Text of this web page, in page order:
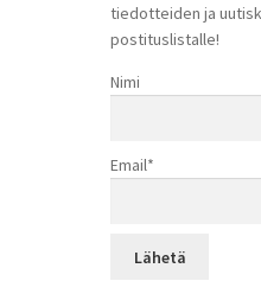
tiedotteiden ja
postituslistalle!
Nimi
Email*